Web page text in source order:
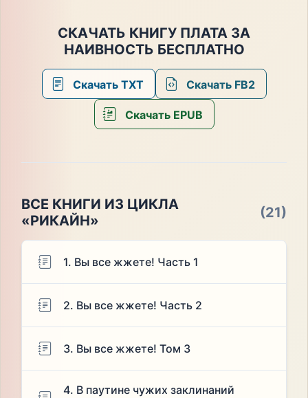
СКАЧАТЬ КНИГУ ПЛАТА ЗА
НАИВНОСТЬ БЕСПЛАТНО
Скачать TXT Скачать FB2
Скачать EPUB
ВСЕ КНИГИ ИЗ ЦИКЛА
«РИКАЙН»
(21)
1. Вы все жжете! Часть 1
2. Вы все жжете! Часть 2
3. Вы все жжете! Том 3
4. В паутине чужих заклинаний